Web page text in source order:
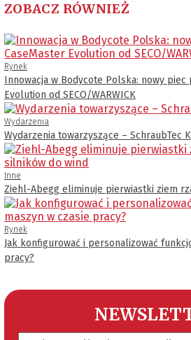
ZOBACZ RÓWNIEŻ
Rynek
Innowacja w Bodycote Polska: nowy piec
Evolution od SECO/WARWICK
Wydarzenia
Wydarzenia towarzyszące – SchraubTec
Inne
Ziehl-Abegg eliminuje pierwiastki ziem
Rynek
Jak konfigurować i personalizować
pracy?